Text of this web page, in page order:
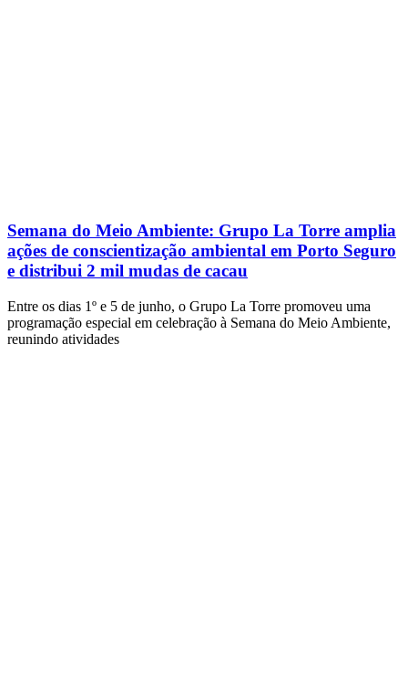
Semana do Meio Ambiente: Grupo La Torre amplia
ações de conscientização ambiental em Porto Seguro
e distribui 2 mil mudas de cacau
Entre os dias 1º e 5 de junho, o Grupo La Torre promoveu uma
programação especial em celebração à Semana do Meio Ambiente,
reunindo atividades